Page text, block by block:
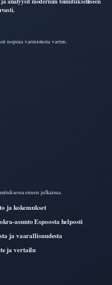
nopeaa varmistusta varten.
ennen julkaisua.
ja kokemukset
asunto Espoosta helposti
ja vaarallisuudesta
ja vertailu